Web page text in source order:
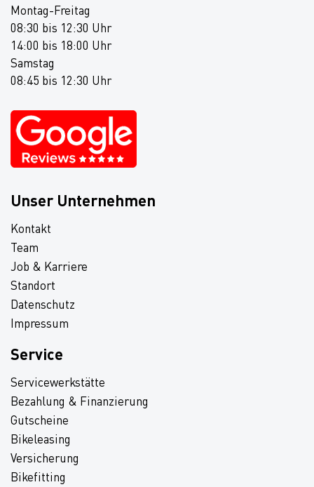
Montag-Freitag
08:30 bis 12:30 Uhr
14:00 bis 18:00 Uhr
Samstag
08:45 bis 12:30 Uhr
Unser Unternehmen
Kontakt
Team
Job & Karriere
Standort
Datenschutz
Impressum
Service
Servicewerkstätte
Bezahlung & Finanzierung
Gutscheine
Bikeleasing
Versicherung
Bikefitting